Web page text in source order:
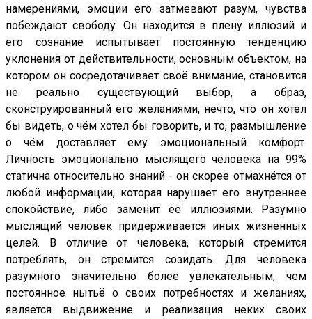
намерениями, эмоции его затмевают разум, чувства
побеждают свободу. Он находится в плену иллюзий и
его сознание испытывает постоянную тенденцию
уклонения от действительности, основным объектом, на
котором он сосредотачивает своё внимание, становится
не реально существующий выбор, а образ,
сконструированный его желаниями, нечто, что он хотел
бы видеть, о чём хотел бы говорить, и то, размышление
о чём доставляет ему эмоциональный комфорт.
Личность эмоционально мыслящего человека на 99%
статична относительно знаний - он скорее отмахнётся от
любой информации, которая нарушает его внутреннее
спокойствие, либо заменит её иллюзиями. Разумно
мыслящий человек придерживается иных жизненных
целей. В отличие от человека, который стремится
потреблять, он стремится созидать. Для человека
разумного значительно более увлекательным, чем
постоянное нытьё о своих потребностях и желаниях,
является выдвижение и реализация неких своих